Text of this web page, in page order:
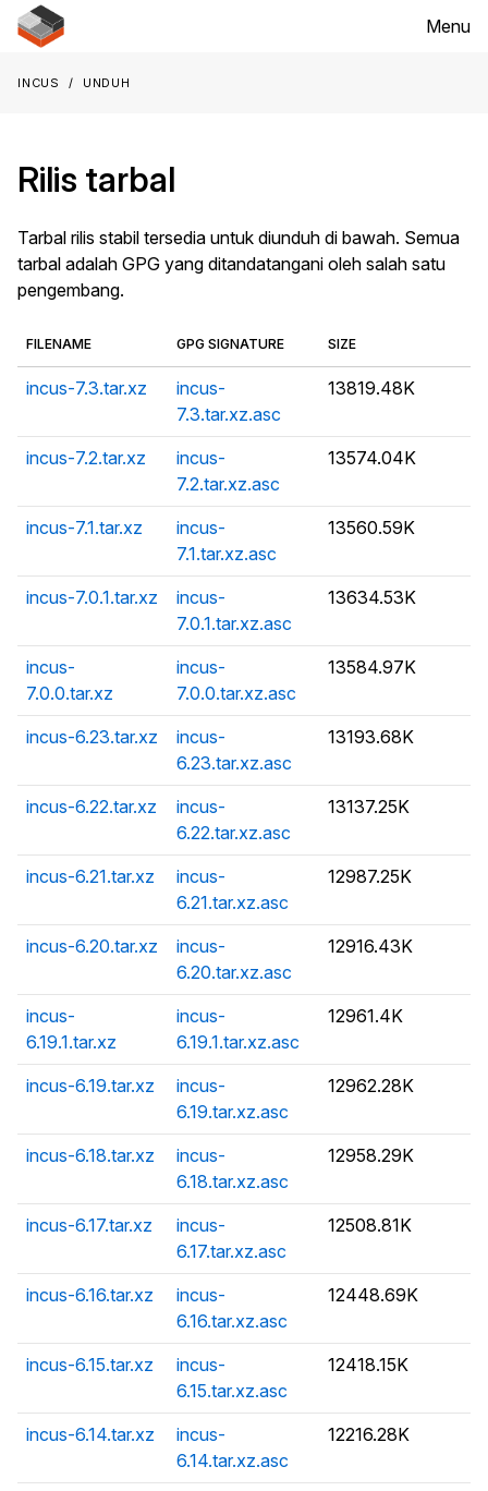
Menu
Incus Unduh
Rilis tarbal
Tarbal rilis stabil tersedia untuk diunduh di bawah. Semua
tarbal adalah GPG yang ditandatangani oleh salah satu
pengembang.
FILENAME GPG SIGNATURE SIZE
incus-7.3.tar.xz
incus-
7.3.tar.xz.asc
13819.48K
incus-7.2.tar.xz
incus-
7.2.tar.xz.asc
13574.04K
incus-7.1.tar.xz
incus-
7.1.tar.xz.asc
13560.59K
incus-7.0.1.tar.xz
incus-
7.0.1.tar.xz.asc
13634.53K
incus-
7.0.0.tar.xz
incus-
7.0.0.tar.xz.asc
13584.97K
incus-6.23.tar.xz
incus-
6.23.tar.xz.asc
13193.68K
incus-6.22.tar.xz
incus-
6.22.tar.xz.asc
13137.25K
incus-6.21.tar.xz
incus-
6.21.tar.xz.asc
12987.25K
incus-6.20.tar.xz
incus-
6.20.tar.xz.asc
12916.43K
incus-
6.19.1.tar.xz
incus-
6.19.1.tar.xz.asc
12961.4K
incus-6.19.tar.xz
incus-
6.19.tar.xz.asc
12962.28K
incus-6.18.tar.xz
incus-
6.18.tar.xz.asc
12958.29K
incus-6.17.tar.xz
incus-
6.17.tar.xz.asc
12508.81K
incus-6.16.tar.xz
incus-
6.16.tar.xz.asc
12448.69K
incus-6.15.tar.xz
incus-
6.15.tar.xz.asc
12418.15K
incus-6.14.tar.xz
incus-
6.14.tar.xz.asc
12216.28K